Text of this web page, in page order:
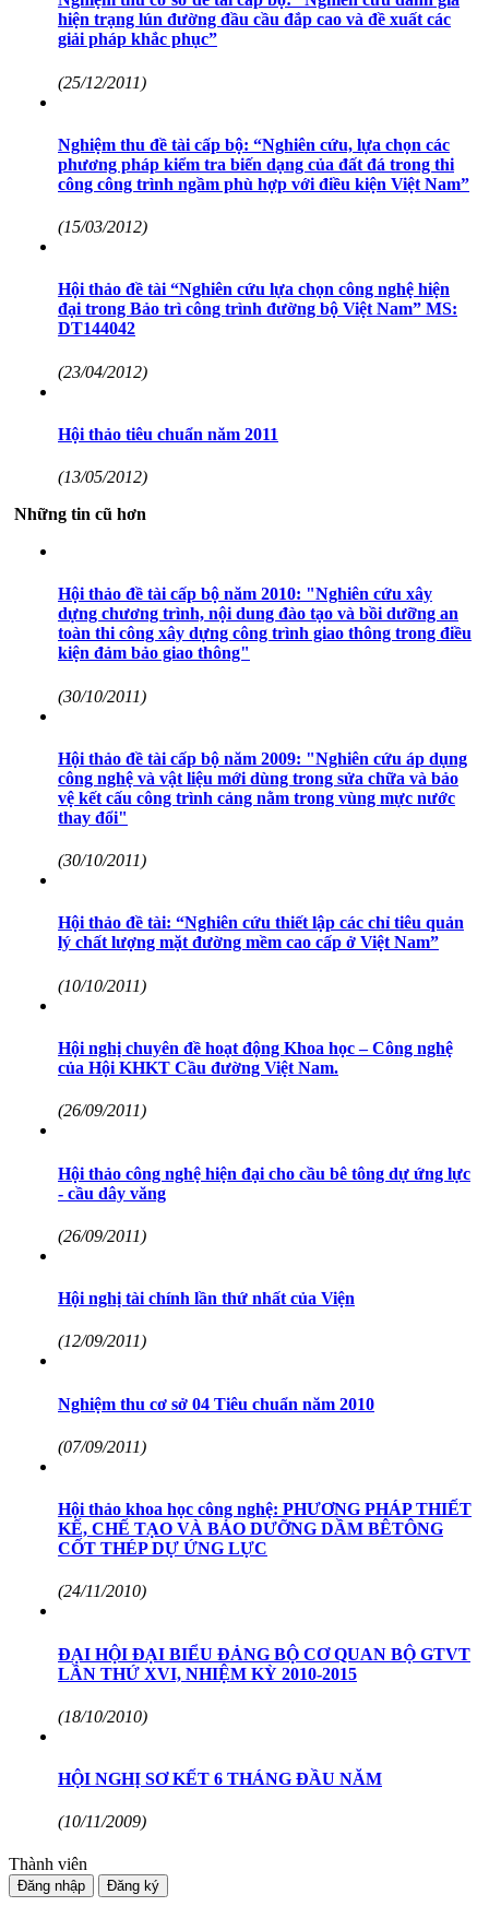
hiện trạng lún đường đầu cầu đắp cao và đề xuất các
giải pháp khắc phục”
(25/12/2011)
Nghiệm thu đề tài cấp bộ: “Nghiên cứu, lựa chọn các
phương pháp kiểm tra biến dạng của đất đá trong thi
công công trình ngầm phù hợp với điều kiện Việt Nam”
(15/03/2012)
Hội thảo đề tài “Nghiên cứu lựa chọn công nghệ hiện
đại trong Bảo trì công trình đường bộ Việt Nam” MS:
DT144042
(23/04/2012)
Hội thảo tiêu chuẩn năm 2011
(13/05/2012)
Những tin cũ hơn
Hội thảo đề tài cấp bộ năm 2010: "Nghiên cứu xây
dựng chương trình, nội dung đào tạo và bồi dưỡng an
toàn thi công xây dựng công trình giao thông trong điều
kiện đảm bảo giao thông"
(30/10/2011)
Hội thảo đề tài cấp bộ năm 2009: "Nghiên cứu áp dụng
công nghệ và vật liệu mới dùng trong sửa chữa và bảo
vệ kết cấu công trình cảng nằm trong vùng mực nước
thay đổi"
(30/10/2011)
Hội thảo đề tài: “Nghiên cứu thiết lập các chỉ tiêu quản
lý chất lượng mặt đường mềm cao cấp ở Việt Nam”
(10/10/2011)
Hội nghị chuyên đề hoạt động Khoa học – Công nghệ
của Hội KHKT Cầu đường Việt Nam.
(26/09/2011)
Hội thảo công nghệ hiện đại cho cầu bê tông dự ứng lực
- cầu dây văng
(26/09/2011)
Hội nghị tài chính lần thứ nhất của Viện
(12/09/2011)
Nghiệm thu cơ sở 04 Tiêu chuẩn năm 2010
(07/09/2011)
Hội thảo khoa học công nghệ: PHƯƠNG PHÁP THIẾT
KẾ, CHẾ TẠO VÀ BẢO DƯỠNG DẦM BÊTÔNG
CỐT THÉP DỰ ỨNG LỰC
(24/11/2010)
ĐẠI HỘI ĐẠI BIỂU ĐẢNG BỘ CƠ QUAN BỘ GTVT
LẦN THỨ XVI, NHIỆM KỲ 2010-2015
(18/10/2010)
HỘI NGHỊ SƠ KẾT 6 THÁNG ĐẦU NĂM
(10/11/2009)
Thành viên
Đăng nhập Đăng ký